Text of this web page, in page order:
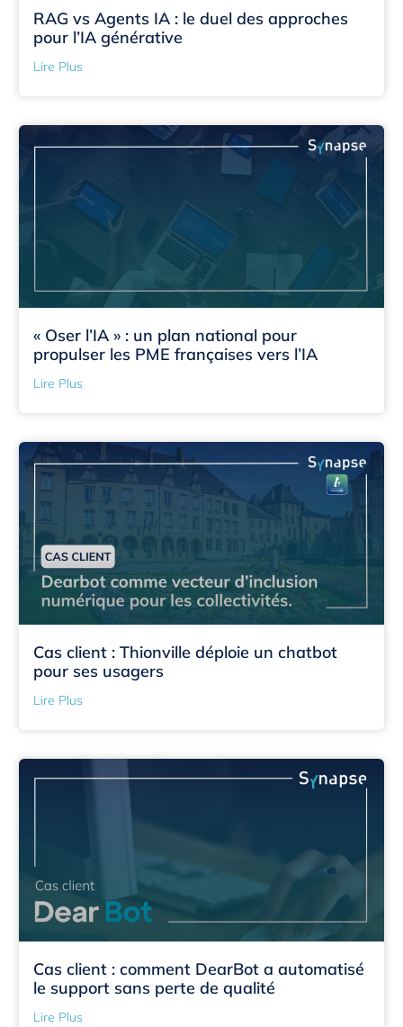
RAG vs Agents IA : le duel des approches
pour l’IA générative
Lire Plus
« Oser l’IA » : un plan national pour
propulser les PME françaises vers l’IA
Lire Plus
Cas client : Thionville déploie un chatbot
pour ses usagers
Lire Plus
Cas client : comment DearBot a automatisé
le support sans perte de qualité
Lire Plus